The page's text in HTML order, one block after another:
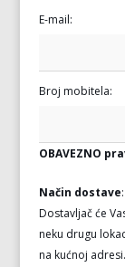
E-mail:
Broj mobitela:
OBAVEZNO
Način dostave:
Dostavljač će
neku drugu
na kućnoj